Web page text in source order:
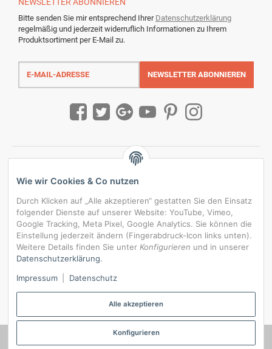
Bitte senden Sie mir entsprechend Ihrer Datenschutzerklärung
regelmäßig und jederzeit widerruflich Informationen zu Ihrem
Produktsortiment per E-Mail zu.
E-
Mail-
NEWSLETTER ABONNIEREN
Alle Preise inkl. gesetzlicher USt., zzgl.
Datenschutz-Einstellungen
© RedBridgeJeans
Wie wir Cookies & Co nutzen
Durch Klicken auf „Alle akzeptieren“ gestatten Sie den Einsatz
folgender Dienste auf unserer Website: YouTube, Vimeo,
Google Tracking, Meta Pixel, Google Analytics. Sie können die
Einstellung jederzeit ändern (Fingerabdruck-Icon links unten).
Weitere Details finden Sie unter Konfigurieren und in unserer
Datenschutzerklärung.
Impressum
Datenschutz
Alle akzeptieren
Konfigurieren